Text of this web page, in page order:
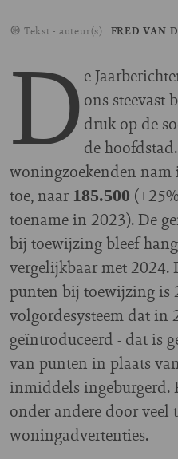
Tekst - auteur(s) FRED VAN
D e
ons steevast
druk op de
de
woningzoekenden
toe, naar 185.500
toename in 2023). De
bij toewijzing bleef
vergelijkbaar met
punten bij toewijzing is
volgordesysteem dat in
geïntroduceerd - dat is
van punten in plaats
inmiddels ingeburgerd.
onder andere door veel
woningadvertenties.